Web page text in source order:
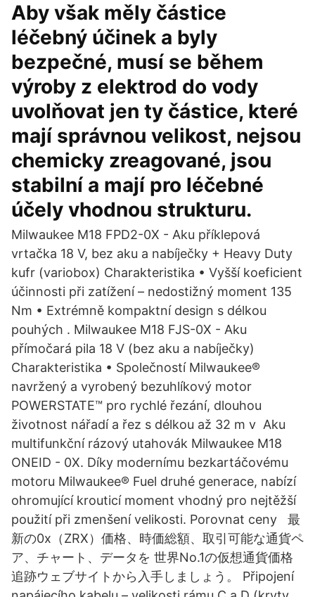
Aby však měly částice
léčebný účinek a byly
bezpečné, musí se během
výroby z elektrod do vody
uvolňovat jen ty částice, které
mají správnou velikost, nejsou
chemicky zreagované, jsou
stabilní a mají pro léčebné
účely vhodnou strukturu.
Milwaukee M18 FPD2-0X - Aku příklepová
vrtačka 18 V, bez aku a nabíječky + Heavy Duty
kufr (variobox) Charakteristika • Vyšší koeficient
účinnosti při zatížení – nedostižný moment 135
Nm • Extrémně kompaktní design s délkou
pouhých . Milwaukee M18 FJS-0X - Aku
přímočará pila 18 V (bez aku a nabíječky)
Charakteristika • Společností Milwaukee®
navržený a vyrobený bezuhlíkový motor
POWERSTATE™ pro rychlé řezání, dlouhou
životnost nářadí a řez s délkou až 32 m v Aku
multifunkční rázový utahovák Milwaukee M18
ONEID - 0X. Díky modernímu bezkartáčovému
motoru Milwaukee® Fuel druhé generace, nabízí
ohromující krouticí moment vhodný pro nejtěžší
použití při zmenšení velikosti. Porovnat ceny 最
新の0x（ZRX）価格、時価総額、取引可能な通貨ペ
ア、チャート、データを 世界No.1の仮想通貨価格
追跡ウェブサイトから入手しましょう。 Připojení